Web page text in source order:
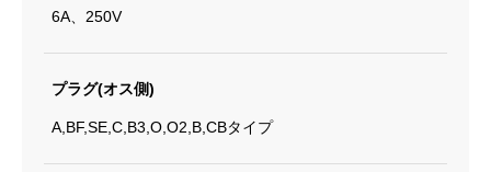
6A、250V
プラグ(オス側)
A,BF,SE,C,B3,O,O2,B,CBタイプ